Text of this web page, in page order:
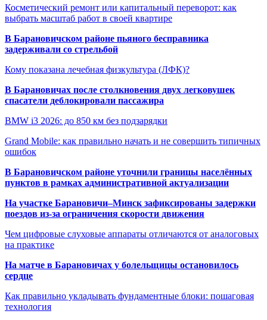
Косметический ремонт или капитальный переворот: как
выбрать масштаб работ в своей квартире
В Барановичском районе пьяного бесправника
задерживали со стрельбой
Кому показана лечебная физкультура (ЛФК)?
В Барановичах после столкновения двух легковушек
спасатели деблокировали пассажира
BMW i3 2026: до 850 км без подзарядки
Grand Mobile: как правильно начать и не совершить типичных
ошибок
В Барановичском районе уточнили границы населённых
пунктов в рамках административной актуализации
На участке Барановичи–Минск зафиксированы задержки
поездов из-за ограничения скорости движения
Чем цифровые слуховые аппараты отличаются от аналоговых
на практике
На матче в Барановичах у болельщицы остановилось
сердце
Как правильно укладывать фундаментные блоки: пошаговая
технология